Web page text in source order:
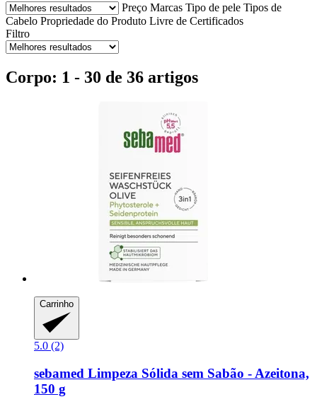
Preço Marcas Tipo de pele Tipos de
Cabelo Propriedade do Produto Livre de Certificados
Filtro
Corpo: 1 - 30 de 36 artigos
Carrinho
5.0 (2)
sebamed Limpeza Sólida sem Sabão -​ Azeitona,
150 g